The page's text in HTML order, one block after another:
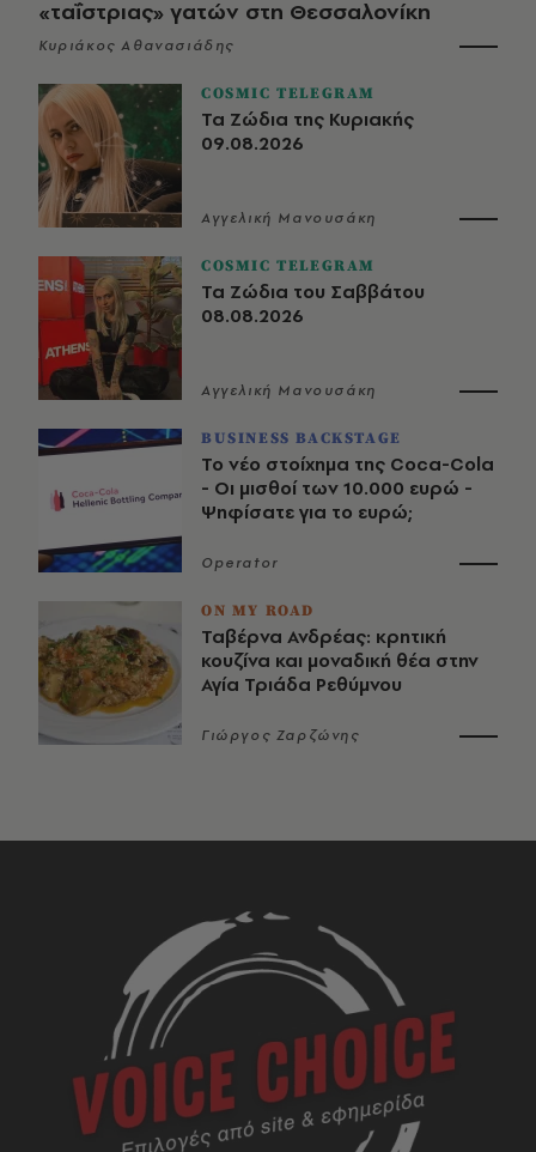
«ταΐστριας» γατών στη Θεσσαλονίκη
Κυριάκος Αθανασιάδης
COSMIC TELEGRAM
Τα Ζώδια της Κυριακής
09.08.2026
Αγγελική Μανουσάκη
COSMIC TELEGRAM
Τα Ζώδια του Σαββάτου
08.08.2026
Αγγελική Μανουσάκη
BUSINESS BACKSTAGE
Το νέο στοίχημα της Coca-Cola
- Οι μισθοί των 10.000 ευρώ -
Ψηφίσατε για το ευρώ;
Operator
ON MY ROAD
Ταβέρνα Ανδρέας: κρητική
κουζίνα και μοναδική θέα στην
Αγία Τριάδα Ρεθύμνου
Γιώργος Ζαρζώνης